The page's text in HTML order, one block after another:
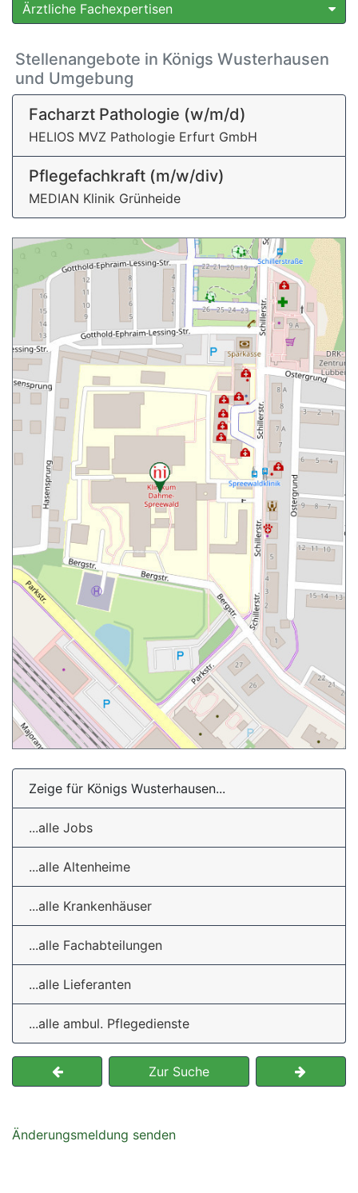
Ärztliche Fachexpertisen
Stellenangebote in Königs Wusterhausen
und Umgebung
Facharzt Pathologie (w/m/d)
HELIOS MVZ Pathologie Erfurt GmbH
Pflegefachkraft (m/w/div)
MEDIAN Klinik Grünheide
Zeige für Königs Wusterhausen...
...alle Jobs
...alle Altenheime
...alle Krankenhäuser
...alle Fachabteilungen
...alle Lieferanten
...alle ambul. Pflegedienste
Zur Suche
Änderungsmeldung senden